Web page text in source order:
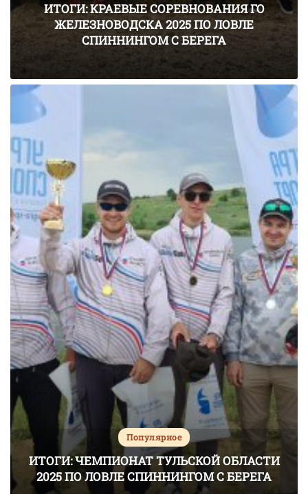
ИТОГИ: КРАЕВЫЕ СОРЕВНОВАНИЯ ГО
ЖЕЛЕЗНОВОДСКА 2025 ПО ЛОВЛЕ
СПИННИНГОМ С БЕРЕГА
Популярное
ИТОГИ: ЧЕМПИОНАТ ТУЛЬСКОЙ ОБЛАСТИ
2025 ПО ЛОВЛЕ СПИННИНГОМ С БЕРЕГА